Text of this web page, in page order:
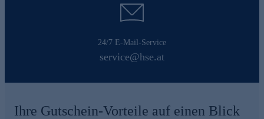
24/7 E-Mail-Service
service@hse.at
Ihre Gutschein-Vorteile auf einen Blick